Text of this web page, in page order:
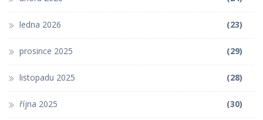
ledna 2026 (23)
prosince 2025 (29)
listopadu 2025 (28)
října 2025 (30)